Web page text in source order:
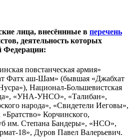
лица, внесённные в перечень
деятельность которых
Федерации:
повстанческая армия»
Фатх аш-Шам» (бывшая «Джабхат
Национал-Большевистская
«УНА-УНСО», «Талибан»,
народа», «Свидетели Иеговы»,
Корчинского,
им. Степана Бандеры», «НСО»,
18», Дуров Павел Валерьевич.